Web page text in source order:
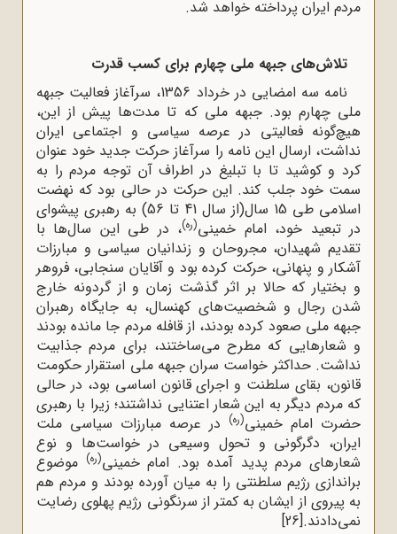
مردم ایران پرداخته خواهد شد.
تلاش‌های جبهه ملی چهارم برای کسب قدرت
نامه سه امضایی در خرداد 1356، سرآغاز فعالیت جبهه
ملی چهارم بود. جبهه ملی که تا مدت‌ها پیش از این،
هیچ‌گونه فعالیتی در عرصه سیاسی و اجتماعی ایران
نداشت، ارسال این نامه را سرآغاز حرکت جدید خود عنوان
کرد و کوشید تا با تبلیغ در اطراف آن توجه مردم را به
سمت خود جلب کند. این حرکت در حالی بود که نهضت
اسلامی طی 15 سال(از سال 41 تا 56) به رهبری پیشوای
در تبعید خود، امام خمینی(ره)، در طی این سال‌ها با
تقدیم شهیدان، مجروحان و زندانیان سیاسی و مبارزات
آشکار و پنهانی، حرکت کرده بود و آقایان سنجابی، فروهر
و بختیار که حالا بر اثر گذشت زمان و از گردونه خارج
شدن رجال و شخصیت‌های کهنسال، به جایگاه رهبران
جبهه ملی صعود کرده بودند، از قافله مردم جا مانده بودند
و شعارهایی که مطرح می‌ساختند، برای مردم جذابیت
نداشت. حداکثر خواست سران جبهه ملی استقرار حکومت
قانون، بقای سلطنت و اجرای قانون اساسی بود، در حالی
که مردم دیگر به این شعار اعتنایی نداشتند؛ زیرا با رهبری
حضرت امام خمینی(ره) در عرصه مبارزات سیاسی ملت
ایران، دگرگونی و تحول وسیعی در خواست‌ها و نوع
شعارهای مردم پدید آمده بود. امام خمینی(ره) موضوع
براندازی رژیم سلطنتی را به میان آورده بودند و مردم هم
به پیروی از ایشان به کمتر از سرنگونی رژیم پهلوی رضایت
نمی‌دادند.[26]